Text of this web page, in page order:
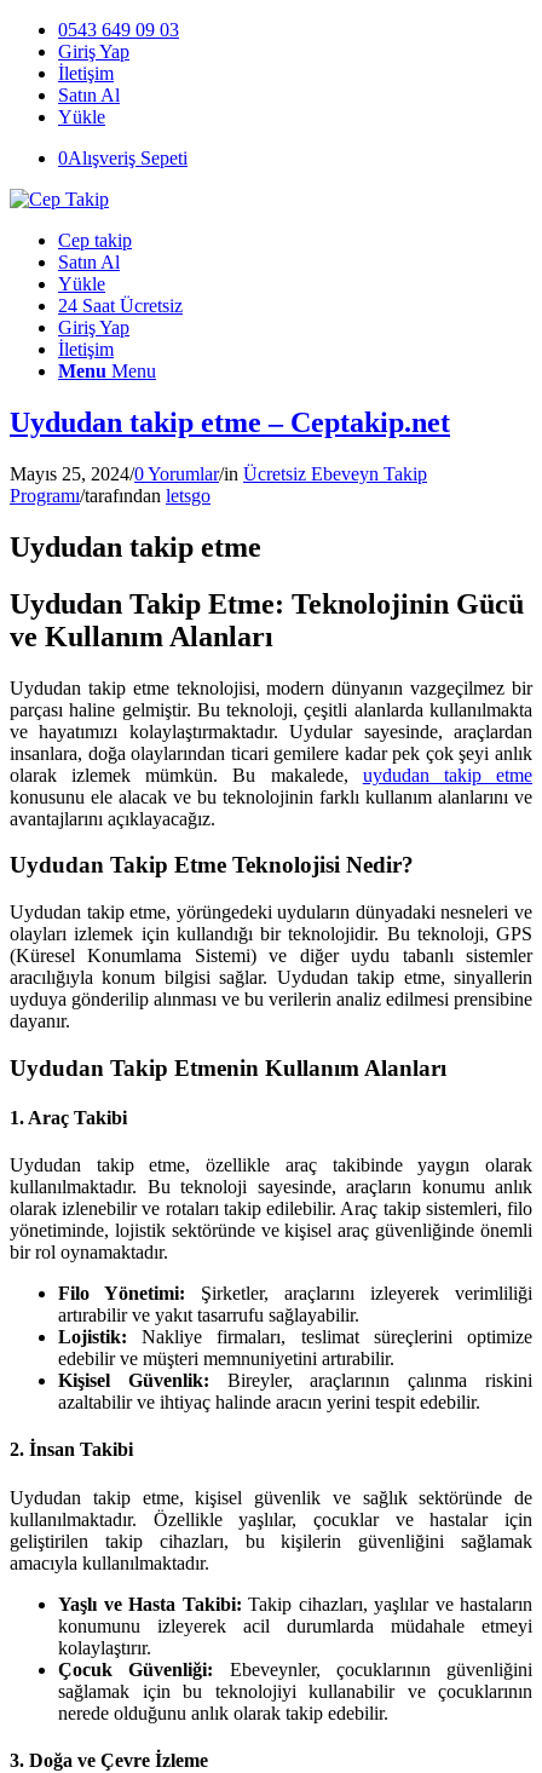
0543 649 09 03
Giriş Yap
İletişim
Satın Al
Yükle
0Alışveriş Sepeti
Cep takip
Satın Al
Yükle
24 Saat Ücretsiz
Giriş Yap
İletişim
Menu Menu
Uydudan takip etme – Ceptakip.net
Mayıs 25, 2024/0 Yorumlar/in Ücretsiz Ebeveyn Takip
Programı/tarafından letsgo
Uydudan takip etme
Uydudan Takip Etme: Teknolojinin Gücü
ve Kullanım Alanları
Uydudan takip etme teknolojisi, modern dünyanın vazgeçilmez bir
parçası haline gelmiştir. Bu teknoloji, çeşitli alanlarda kullanılmakta
ve hayatımızı kolaylaştırmaktadır. Uydular sayesinde, araçlardan
insanlara, doğa olaylarından ticari gemilere kadar pek çok şeyi anlık
olarak izlemek mümkün. Bu makalede, uydudan takip etme
konusunu ele alacak ve bu teknolojinin farklı kullanım alanlarını ve
avantajlarını açıklayacağız.
Uydudan Takip Etme Teknolojisi Nedir?
Uydudan takip etme, yörüngedeki uyduların dünyadaki nesneleri ve
olayları izlemek için kullandığı bir teknolojidir. Bu teknoloji, GPS
(Küresel Konumlama Sistemi) ve diğer uydu tabanlı sistemler
aracılığıyla konum bilgisi sağlar. Uydudan takip etme, sinyallerin
uyduya gönderilip alınması ve bu verilerin analiz edilmesi prensibine
dayanır.
Uydudan Takip Etmenin Kullanım Alanları
1. Araç Takibi
Uydudan takip etme, özellikle araç takibinde yaygın olarak
kullanılmaktadır. Bu teknoloji sayesinde, araçların konumu anlık
olarak izlenebilir ve rotaları takip edilebilir. Araç takip sistemleri, filo
yönetiminde, lojistik sektöründe ve kişisel araç güvenliğinde önemli
bir rol oynamaktadır.
Filo Yönetimi: Şirketler, araçlarını izleyerek verimliliği
artırabilir ve yakıt tasarrufu sağlayabilir.
Lojistik: Nakliye firmaları, teslimat süreçlerini optimize
edebilir ve müşteri memnuniyetini artırabilir.
Kişisel Güvenlik: Bireyler, araçlarının çalınma riskini
azaltabilir ve ihtiyaç halinde aracın yerini tespit edebilir.
2. İnsan Takibi
Uydudan takip etme, kişisel güvenlik ve sağlık sektöründe de
kullanılmaktadır. Özellikle yaşlılar, çocuklar ve hastalar için
geliştirilen takip cihazları, bu kişilerin güvenliğini sağlamak
amacıyla kullanılmaktadır.
Yaşlı ve Hasta Takibi: Takip cihazları, yaşlılar ve hastaların
konumunu izleyerek acil durumlarda müdahale etmeyi
kolaylaştırır.
Çocuk Güvenliği: Ebeveynler, çocuklarının güvenliğini
sağlamak için bu teknolojiyi kullanabilir ve çocuklarının
nerede olduğunu anlık olarak takip edebilir.
3. Doğa ve Çevre İzleme